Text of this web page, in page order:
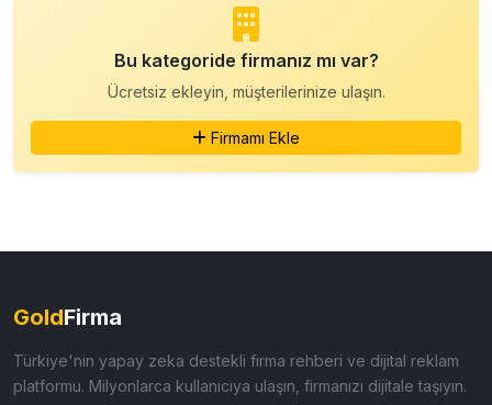
Bu kategoride firmanız mı var?
Ücretsiz ekleyin, müşterilerinize ulaşın.
Firmamı Ekle
GoldFirma
Türkiye'nin yapay zeka destekli firma rehberi ve dijital reklam
platformu. Milyonlarca kullanıcıya ulaşın, firmanızı dijitale taşıyın.